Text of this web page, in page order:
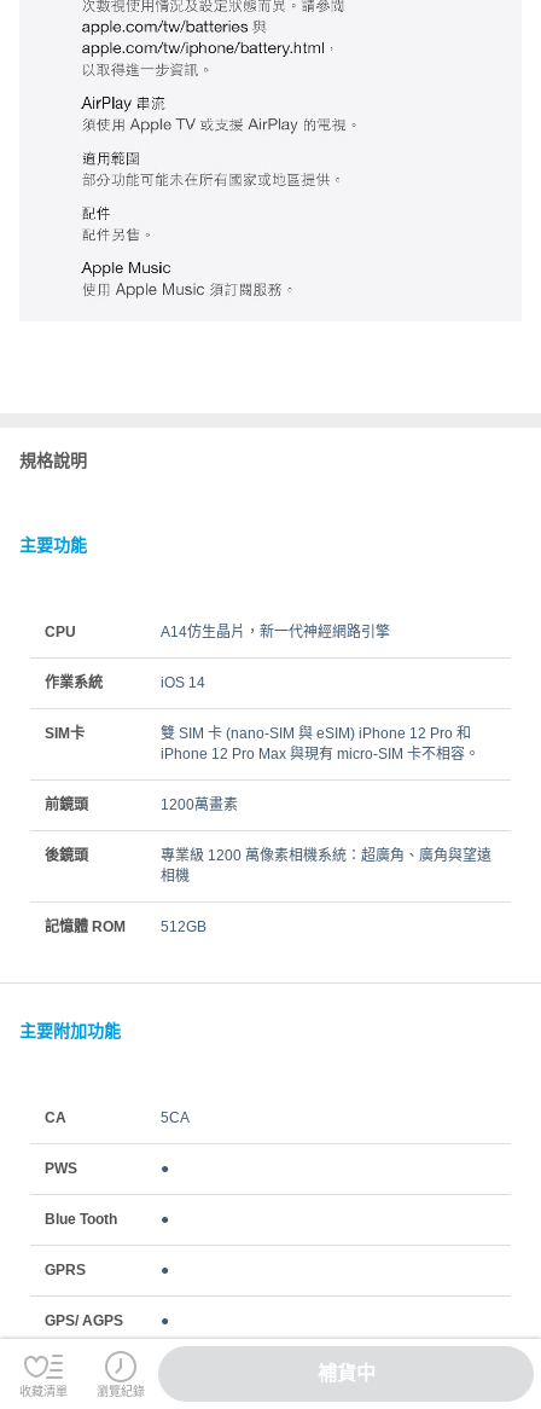
規格說明
主要功能
CPU A14仿生晶片，新一代神經網路引擎
作業系統 iOS 14
SIM卡
雙 SIM 卡 (nano‑SIM 與 eSIM) iPhone 12 Pro 和
iPhone 12 Pro Max 與現有 micro-SIM 卡不相容。
前鏡頭 1200萬畫素
後鏡頭
專業級 1200 萬像素相機系統：超廣角、廣角與望遠
相機
記憶體 ROM 512GB
主要附加功能
CA 5CA
PWS ●
Blue Tooth ●
GPRS ●
GPS/ AGPS ●
MMS
收藏清單 瀏覽紀錄
補貨中